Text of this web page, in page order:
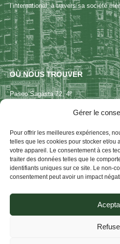
Gérer le
Pour offrir les meilleures expériences,
telles que les cookies pour stocker et/ou
votre appareil. Le consentement à ces
traiter des données telles que le
identifiants uniques sur ce site. Le non-
consentement peut avoir un impact
l’international, à travers sa société
OÙ NOUS TROUVER
Paseo Sagasta 72, 4º
info@cear-renovables.com
Aussi, ENTRE DE BONNES